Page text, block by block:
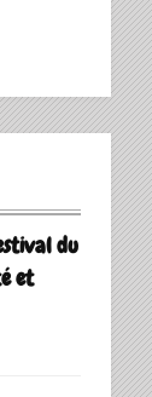
du
et